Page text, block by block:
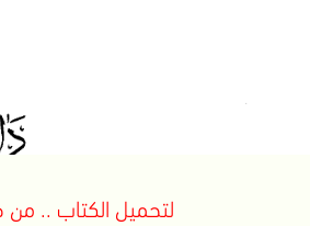
لتحميل الكتاب .. من